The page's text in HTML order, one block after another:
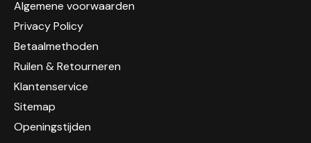
Algemene voorwaarden
Privacy Policy
Betaalmethoden
Ruilen & Retourneren
Klantenservice
Sitemap
Openingstijden